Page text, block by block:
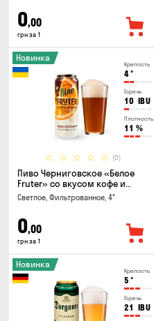
0,00
грн за 1
Крепость
4°
Горечь
10 IBU
Плотность
11 %
(0)
Новинка
Пиво Черниговское «Белое
Fruter» со вкусом кофе и
апельсина 0.5 л
Светлое, Фильтрованное, 4°
0,00
грн за 1
Крепость
5 °
Горечь
21 IBU
Новинка